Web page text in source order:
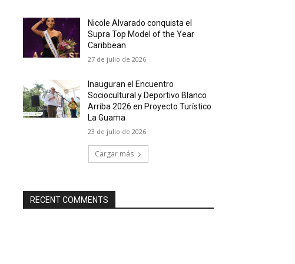
Nicole Alvarado conquista el
Supra Top Model of the Year
Caribbean
27 de julio de 2026
Inauguran el Encuentro
Sociocultural y Deportivo Blanco
Arriba 2026 en Proyecto Turístico
La Guama
23 de julio de 2026
Cargar más
RECENT COMMENTS